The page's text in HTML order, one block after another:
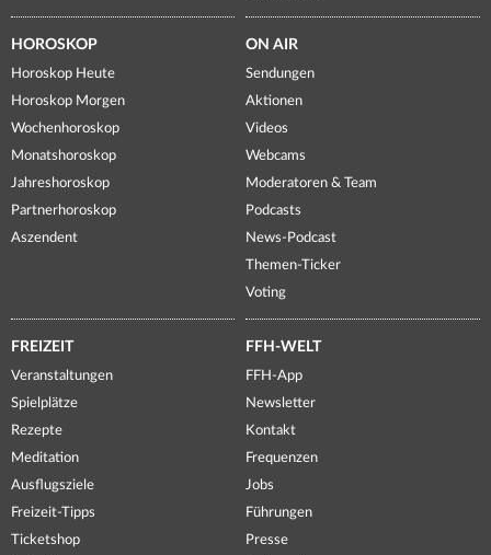
HOROSKOP
Horoskop Heute
Horoskop Morgen
Wochenhoroskop
Monatshoroskop
Jahreshoroskop
Partnerhoroskop
Aszendent
ON AIR
Sendungen
Aktionen
Videos
Webcams
Moderatoren & Team
Podcasts
News-Podcast
Themen-Ticker
Voting
FREIZEIT
Veranstaltungen
Spielplätze
Rezepte
Meditation
Ausflugsziele
Freizeit-Tipps
Ticketshop
FFH-WELT
FFH-App
Newsletter
Kontakt
Frequenzen
Jobs
Führungen
Presse